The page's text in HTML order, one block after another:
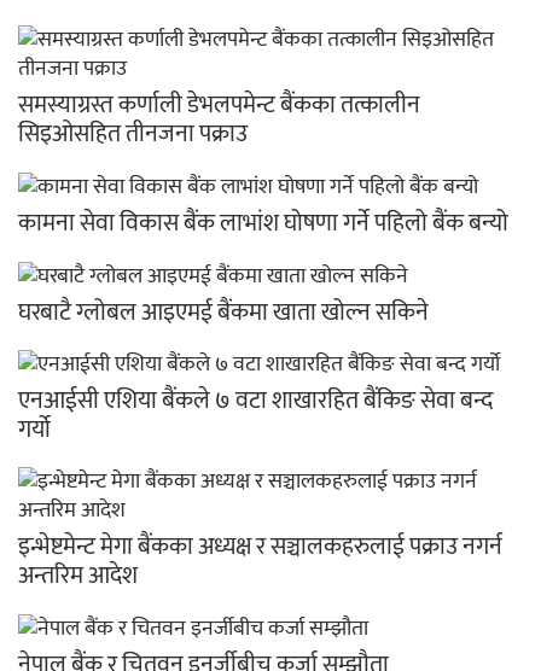
समस्याग्रस्त कर्णाली डेभलपमेन्ट बैंकका तत्कालीन
सिइओसहित तीनजना पक्राउ
कामना सेवा विकास बैंक लाभांश घोषणा गर्ने पहिलो बैंक बन्यो
घरबाटै ग्लोबल आइएमई बैंकमा खाता खोल्न सकिने
एनआईसी एशिया बैंकले ७ वटा शाखारहित बैंकिङ सेवा बन्द
गर्यो
इन्भेष्टमेन्ट मेगा बैंकका अध्यक्ष र सञ्चालकहरुलाई पक्राउ नगर्न
अन्तरिम आदेश